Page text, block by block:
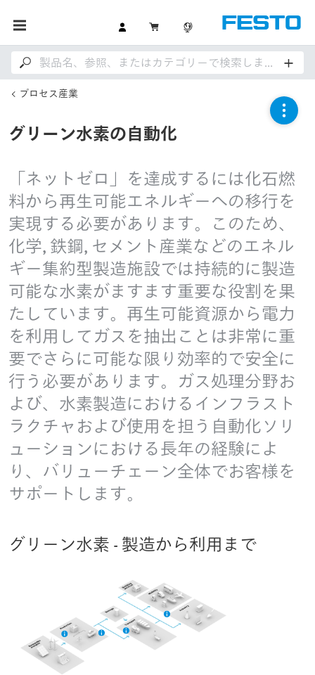
プロセス産業
グリーン水素の自動化
「ネットゼロ」を達成するには化石燃
料から再生可能エネルギーへの移行を
実現する必要があります。このため、
化学, 鉄鋼, セメント産業などのエネル
ギー集約型製造施設では持続的に製造
可能な水素がますます重要な役割を果
たしています。再生可能資源から電力
を利用してガスを抽出ことは非常に重
要でさらに可能な限り効率的で安全に
行う必要があります。ガス処理分野お
よび、水素製造におけるインフラスト
ラクチャおよび使用を担う自動化ソリ
ューションにおける長年の経験によ
り、バリューチェーン全体でお客様を
サポートします。
グリーン水素 - 製造から利用まで